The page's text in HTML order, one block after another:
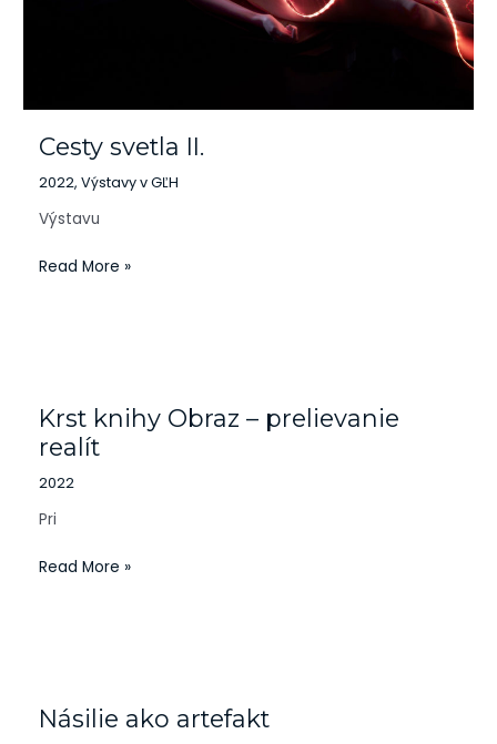
Cesty svetla II.
2022, Výstavy v GĽH
Výstavu
Read More »
Krst knihy Obraz – prelievanie
realít
2022
Pri
Obraz
–
realít
Read More »
Násilie ako artefakt
artefakt